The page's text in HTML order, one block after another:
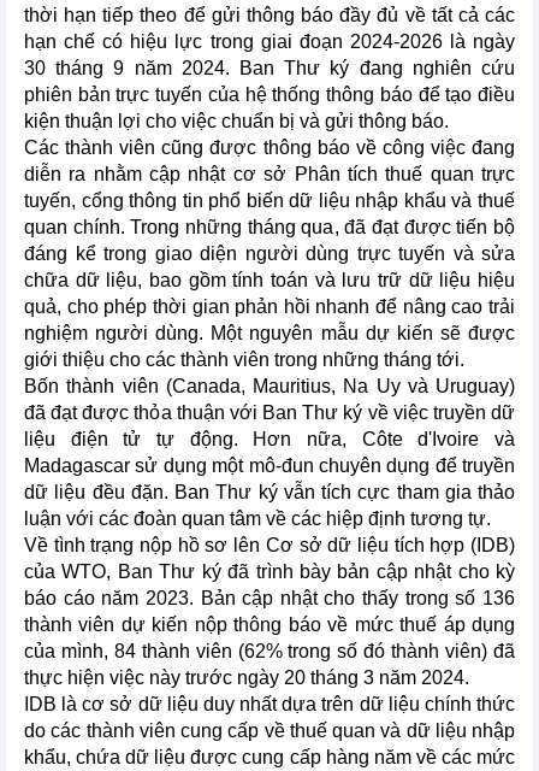
thời hạn tiếp theo để gửi thông báo đầy đủ về tất cả các
hạn chế có hiệu lực trong giai đoạn 2024-2026 là ngày
30 tháng 9 năm 2024. Ban Thư ký đang nghiên cứu
phiên bản trực tuyến của hệ thống thông báo để tạo điều
kiện thuận lợi cho việc chuẩn bị và gửi thông báo.
Các thành viên cũng được thông báo về công việc đang
diễn ra nhằm cập nhật cơ sở Phân tích thuế quan trực
tuyến, cổng thông tin phổ biến dữ liệu nhập khẩu và thuế
quan chính. Trong những tháng qua, đã đạt được tiến bộ
đáng kể trong giao diện người dùng trực tuyến và sửa
chữa dữ liệu, bao gồm tính toán và lưu trữ dữ liệu hiệu
quả, cho phép thời gian phản hồi nhanh để nâng cao trải
nghiệm người dùng. Một nguyên mẫu dự kiến sẽ được
giới thiệu cho các thành viên trong những tháng tới.
Bốn thành viên (Canada, Mauritius, Na Uy và Uruguay)
đã đạt được thỏa thuận với Ban Thư ký về việc truyền dữ
liệu điện tử tự động. Hơn nữa, Côte d'Ivoire và
Madagascar sử dụng một mô-đun chuyên dụng để truyền
dữ liệu đều đặn. Ban Thư ký vẫn tích cực tham gia thảo
luận với các đoàn quan tâm về các hiệp định tương tự.
Về tình trạng nộp hồ sơ lên Cơ sở dữ liệu tích hợp (IDB)
của WTO, Ban Thư ký đã trình bày bản cập nhật cho kỳ
báo cáo năm 2023. Bản cập nhật cho thấy trong số 136
thành viên dự kiến nộp thông báo về mức thuế áp dụng
của mình, 84 thành viên (62% trong số đó thành viên) đã
thực hiện việc này trước ngày 20 tháng 3 năm 2024.
IDB là cơ sở dữ liệu duy nhất dựa trên dữ liệu chính thức
do các thành viên cung cấp về thuế quan và dữ liệu nhập
khẩu, chứa dữ liệu được cung cấp hàng năm về các mức